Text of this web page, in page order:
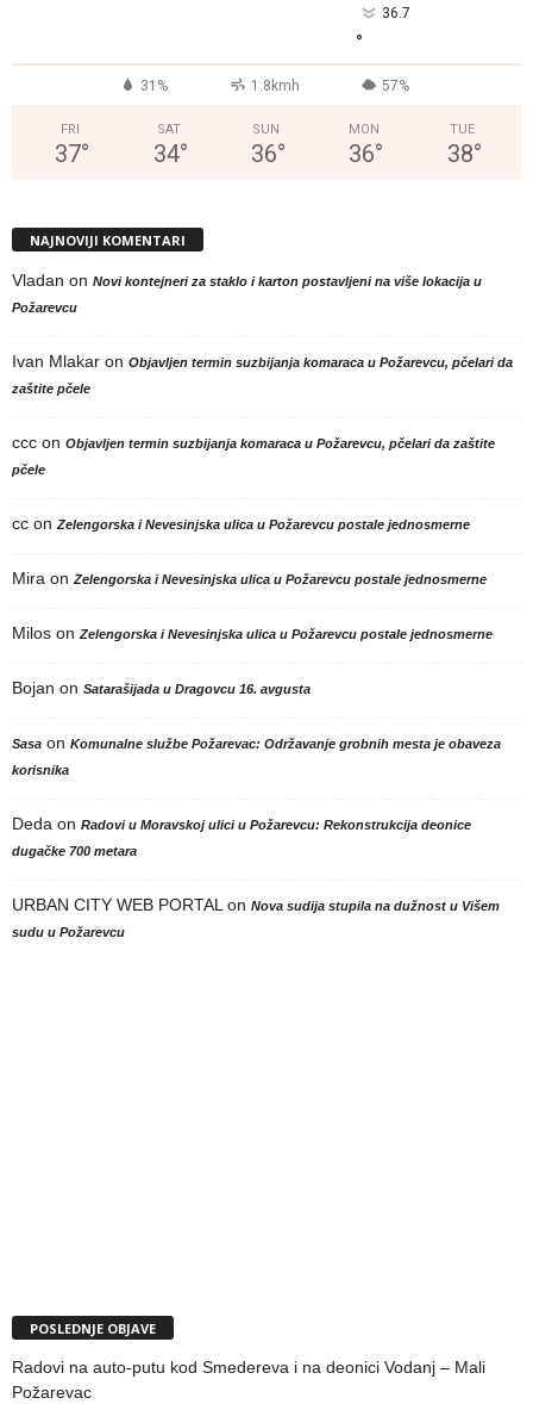
36.7
°
31% 1.8kmh 57%
FRI
37°
SAT
34°
SUN
36°
MON
36°
TUE
38°
NAJNOVIJI KOMENTARI
Vladan on Novi kontejneri za staklo i karton postavljeni na više lokacija u
Požarevcu
Ivan Mlakar on Objavljen termin suzbijanja komaraca u Požarevcu, pčelari da
zaštite pčele
ccc on Objavljen termin suzbijanja komaraca u Požarevcu, pčelari da zaštite
pčele
cc on Zelengorska i Nevesinjska ulica u Požarevcu postale jednosmerne
Mira on Zelengorska i Nevesinjska ulica u Požarevcu postale jednosmerne
Milos on Zelengorska i Nevesinjska ulica u Požarevcu postale jednosmerne
Bojan on Satarašijada u Dragovcu 16. avgusta
Sasa on Komunalne službe Požarevac: Održavanje grobnih mesta je obaveza
korisnika
Deda on Radovi u Moravskoj ulici u Požarevcu: Rekonstrukcija deonice
dugačke 700 metara
URBAN CITY WEB PORTAL on Nova sudija stupila na dužnost u Višem
sudu u Požarevcu
POSLEDNJE OBJAVE
Radovi na auto-putu kod Smedereva i na deonici Vodanj – Mali
Požarevac